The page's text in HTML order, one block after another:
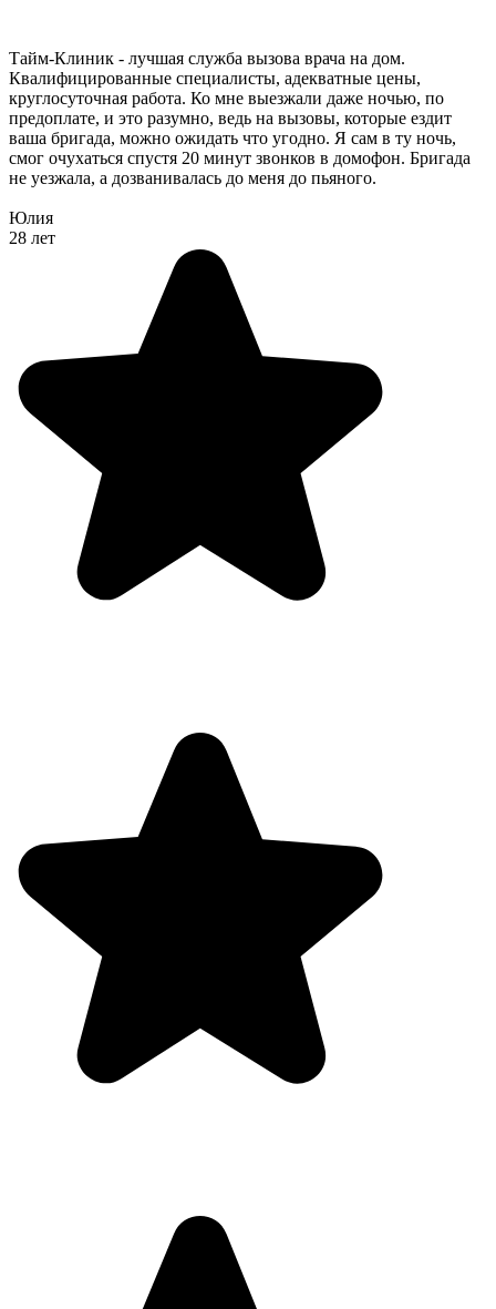
Тайм-Клиник - лучшая служба вызова врача на дом.
Квалифицированные специалисты, адекватные цены,
круглосуточная работа. Ко мне выезжали даже ночью, по
предоплате, и это разумно, ведь на вызовы, которые ездит
ваша бригада, можно ожидать что угодно. Я сам в ту ночь,
смог очухаться спустя 20 минут звонков в домофон. Бригада
не уезжала, а дозванивалась до меня до пьяного.
Юлия
28 лет